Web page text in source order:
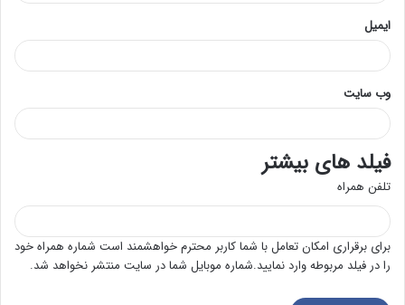
ایمیل
وب‌ سایت
فیلد های بیشتر
تلفن همراه
برای برقراری امکان تعامل با شما کاربر محترم خواهشمند است شماره همراه خود
را در فیلد مربوطه وارد نمایید.شماره موبایل شما در سایت منتشر نخواهد شد.